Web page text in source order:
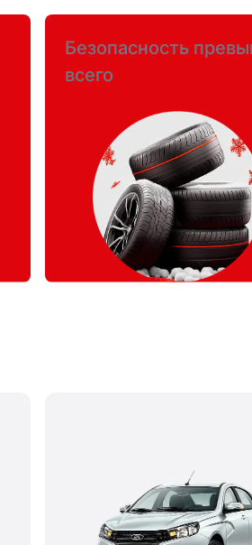
Безопасность
всего